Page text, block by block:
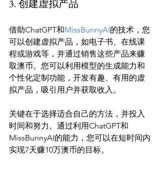
3. 创建虚拟产品
借助ChatGPT和MissBunnyAI的技术，您
可以创建虚拟产品，如电子书、在线课
程或游戏等，并通过销售这些产品来赚
取澳币。您可以利用模型的生成能力和
个性化定制功能，开发有趣、有用的虚
拟产品，吸引用户并获取收入。
关键在于选择适合自己的方法，并投入
时间和努力。通过利用ChatGPT和
MissBunnyAI的能力，您可以在短时间内
实现7天赚10万澳币的目标。